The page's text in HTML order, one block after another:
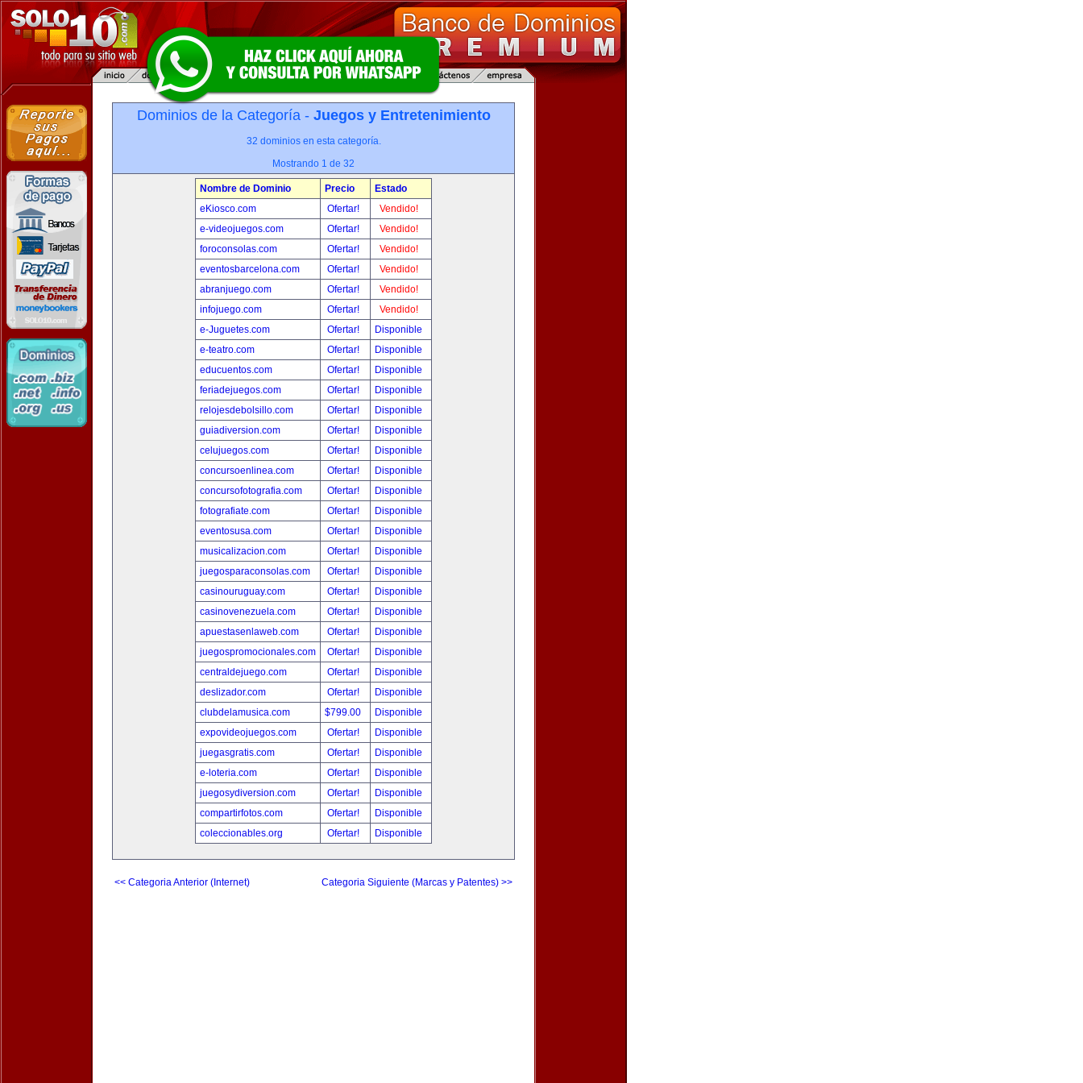
Dominios de la Categoría - Juegos y Entretenimiento
32 dominios en esta categoría.
Mostrando 1 de 32
Nombre de Dominio Precio
Estado
eKiosco.com
Ofertar!
Vendido!
e-videojuegos.com
Ofertar!
Vendido!
foroconsolas.com
Ofertar!
Vendido!
eventosbarcelona.com
Ofertar!
Vendido!
abranjuego.com
Ofertar!
Vendido!
infojuego.com
Ofertar!
Vendido!
e-Juguetes.com
Ofertar!
Disponible
e-teatro.com
Ofertar!
Disponible
educuentos.com
Ofertar!
Disponible
feriadejuegos.com
Ofertar!
Disponible
relojesdebolsillo.com
Ofertar!
Disponible
guiadiversion.com
Ofertar!
Disponible
celujuegos.com
Ofertar!
Disponible
concursoenlinea.com
Ofertar!
Disponible
concursofotografia.com
Ofertar!
Disponible
fotografiate.com
Ofertar!
Disponible
eventosusa.com
Ofertar!
Disponible
musicalizacion.com
Ofertar!
Disponible
juegosparaconsolas.com
Ofertar!
Disponible
casinouruguay.com
Ofertar!
Disponible
casinovenezuela.com
Ofertar!
Disponible
apuestasenlaweb.com
Ofertar!
Disponible
juegospromocionales.com
Ofertar!
Disponible
centraldejuego.com
Ofertar!
Disponible
deslizador.com
Ofertar!
Disponible
clubdelamusica.com
$799.00
Disponible
expovideojuegos.com
Ofertar!
Disponible
juegasgratis.com
Ofertar!
Disponible
e-loteria.com
Ofertar!
Disponible
juegosydiversion.com
Ofertar!
Disponible
compartirfotos.com
Ofertar!
Disponible
coleccionables.org
Ofertar! Disponible
<< Categoria Anterior (Internet) Categoria Siguiente (Marcas y Patentes) >>